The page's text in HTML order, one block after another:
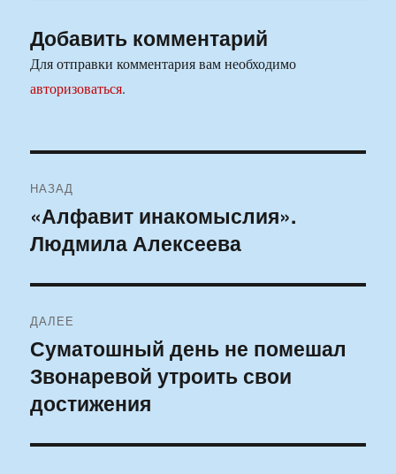
Добавить комментарий
Для отправки комментария вам необходимо
авторизоваться.
по
записям
НАЗАД
Предыдущая
запись:
«Алфавит инакомыслия».
Людмила Алексеева
ДАЛЕЕ
Следующая
запись:
Суматошный день не помешал
Звонаревой утроить свои
достижения